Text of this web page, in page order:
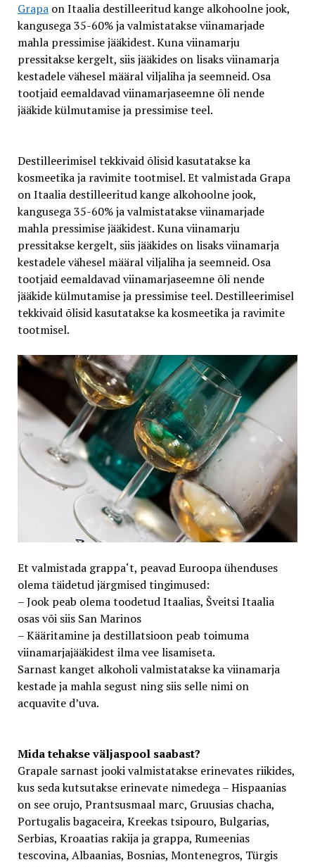
Grapaon Itaalia destilleeritud kange alkohoolne jook,
kangusega 35-60% ja valmistatakse viinamarjade
mahla pressimise jääkidest. Kuna viinamarju
pressitakse kergelt, siis jääkides on lisaks viinamarja
kestadele vähesel määral viljaliha ja seemneid. Osa
tootjaid eemaldavad viinamarjaseemne õli nende
jääkide külmutamise ja pressimise teel.
Destilleerimisel tekkivaid õlisid kasutatakse ka
kosmeetika ja ravimite tootmisel. Et valmistada Grapa
on Itaalia destilleeritud kange alkohoolne jook,
kangusega 35-60% ja valmistatakse viinamarjade
mahla pressimise jääkidest. Kuna viinamarju
pressitakse kergelt, siis jääkides on lisaks viinamarja
kestadele vähesel määral viljaliha ja seemneid. Osa
tootjaid eemaldavad viinamarjaseemne õli nende
jääkide külmutamise ja pressimise teel. Destilleerimisel
tekkivaid õlisid kasutatakse ka kosmeetika ja ravimite
tootmisel.
Et valmistada grappa‘t, peavad Euroopa ühenduses
olema täidetud järgmised tingimused:
– Jook peab olema toodetud Itaalias, Šveitsi Itaalia
osas või siis San Marinos
– Kääritamine ja destillatsioon peab toimuma
viinamarjajääkidest ilma vee lisamiseta.
Sarnast kanget alkoholi valmistatakse ka viinamarja
kestade ja mahla segust ning siis selle nimi on
acquavite d’uva.
Mida tehakse väljaspool saabast?
Grapale sarnast jooki valmistatakse erinevates riikides,
kus seda kutsutakse erinevate nimedega – Hispaanias
on see orujo, Prantsusmaal marc, Gruusias chacha,
Portugalis bagaceira, Kreekas tsipouro, Bulgarias,
Serbias, Kroaatias rakija ja grappa, Rumeenias
tescovina, Albaanias, Bosnias, Montenegros, Türgis